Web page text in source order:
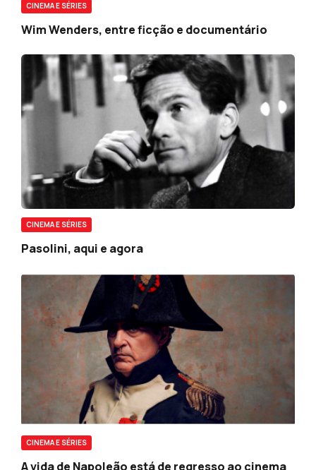
CINEMA E SÉRIES
Wim Wenders, entre ficção e documentário
CINEMA E SÉRIES
Pasolini, aqui e agora
CINEMA E SÉRIES
A vida de Napoleão está de regresso ao cinema